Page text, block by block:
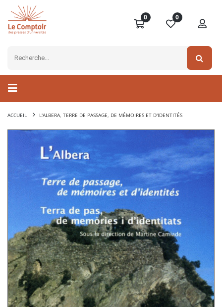
0 0
ACCUEIL L'ALBERA, TERRE DE PASSAGE, DE MÉMOIRES ET D'IDENTITÉS